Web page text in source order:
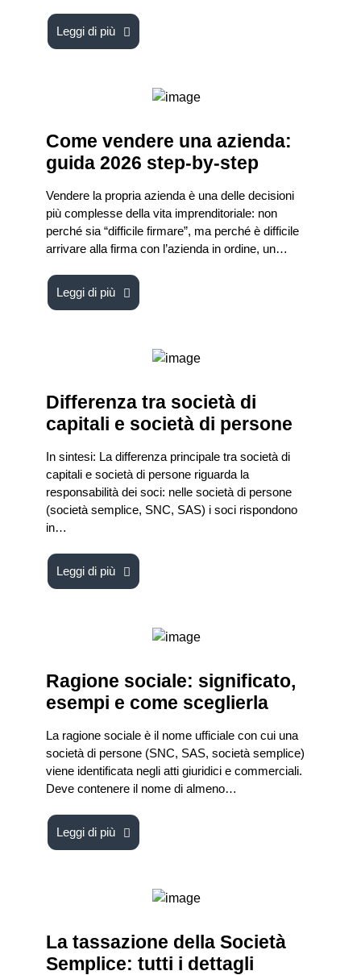
Leggi di più
Come vendere una azienda:
guida 2026 step-by-step
Vendere la propria azienda è una delle decisioni
più complesse della vita imprenditoriale: non
perché sia “difficile firmare”, ma perché è difficile
arrivare alla firma con l’azienda in ordine, un…
Leggi di più
Differenza tra società di
capitali e società di persone
In sintesi: La differenza principale tra società di
capitali e società di persone riguarda la
responsabilità dei soci: nelle società di persone
(società semplice, SNC, SAS) i soci rispondono
in…
Leggi di più
Ragione sociale: significato,
esempi e come sceglierla
La ragione sociale è il nome ufficiale con cui una
società di persone (SNC, SAS, società semplice)
viene identificata negli atti giuridici e commerciali.
Deve contenere il nome di almeno…
Leggi di più
La tassazione della Società
Semplice: tutti i dettagli